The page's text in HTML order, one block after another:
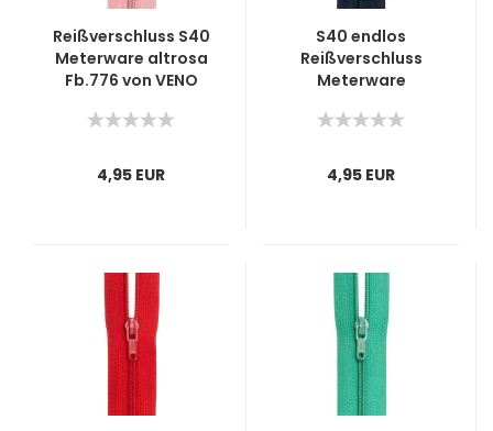
Reißverschluss S40
Meterware altrosa
Fb.776 von VENO
4,95 EUR
S40 endlos
Reißverschluss
Meterware
VENO
4,95 EUR